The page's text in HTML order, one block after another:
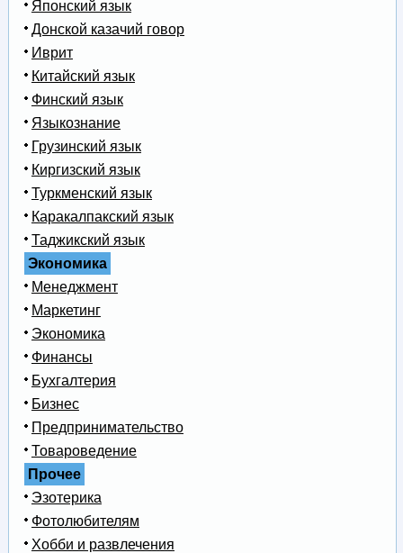
Японский язык
Донской казачий говор
Иврит
Китайский язык
Финский язык
Языкознание
Грузинский язык
Киргизский язык
Туркменский язык
Каракалпакский язык
Таджикский язык
Экономика
Менеджмент
Маркетинг
Экономика
Финансы
Бухгалтерия
Бизнес
Предпринимательство
Товароведение
Прочее
Эзотерика
Фотолюбителям
Хобби и развлечения